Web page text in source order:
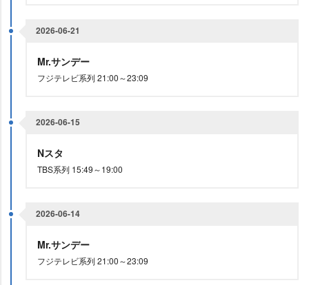
2026-06-21
Mr.サンデー
フジテレビ系列 21:00～23:09
2026-06-15
Nスタ
TBS系列 15:49～19:00
2026-06-14
Mr.サンデー
フジテレビ系列 21:00～23:09